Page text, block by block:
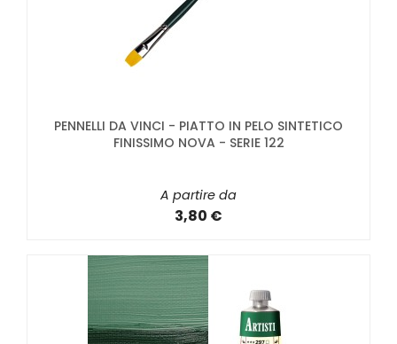
PENNELLI DA VINCI - PIATTO IN PELO SINTETICO
FINISSIMO NOVA - SERIE 122
A partire da
3,80 €